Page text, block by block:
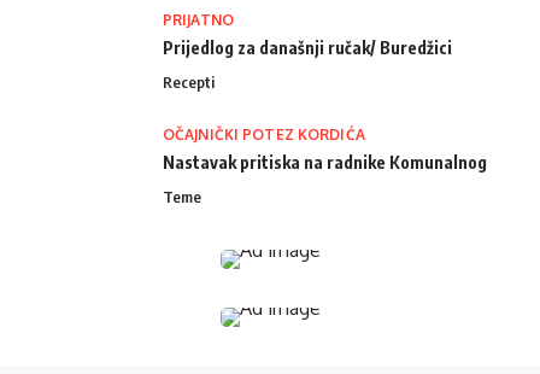
PRIJATNO
Prijedlog za današnji ručak/ Buredžici
Recepti
OČAJNIČKI POTEZ KORDIĆA
Nastavak pritiska na radnike Komunalnog
Teme